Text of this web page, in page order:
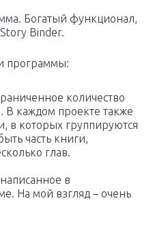
Богатый функционал,
Binder.
программы:
количество
В каждом проекте также
в которых группируются
часть книги,
глав.
в
На мой взгляд – очень